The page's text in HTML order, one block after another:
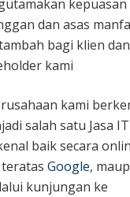
kepuasan
dan asas
bagi klien dan
kami
kami
salah satu Jasa
baik secara
Google,
kunjungan ke